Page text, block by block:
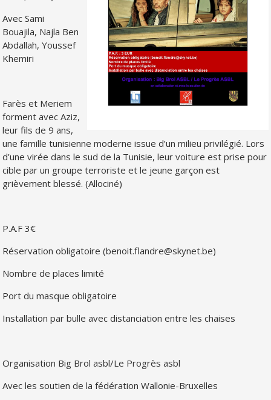
Avec Sami
Bouajila, Najla Ben
Abdallah, Youssef
Khemiri
Farès et Meriem
forment avec Aziz,
leur fils de 9 ans,
une famille tunisienne moderne issue d’un milieu privilégié. Lors
d’une virée dans le sud de la Tunisie, leur voiture est prise pour
cible par un groupe terroriste et le jeune garçon est
grièvement blessé. (Allociné)
P.A.F 3€
Réservation obligatoire (benoit.flandre@skynet.be)
Nombre de places limité
Port du masque obligatoire
Installation par bulle avec distanciation entre les chaises
Organisation Big Brol asbl/Le Progrès asbl
Avec les soutien de la fédération Wallonie-Bruxelles